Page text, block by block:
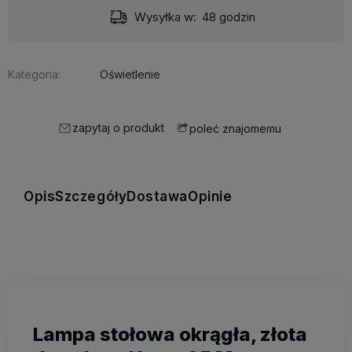
Wysyłka w: 48 godzin
Kategoria: Oświetlenie
zapytaj o produkt poleć znajomemu
OpisSzczegółyDostawaOpinie
Lampa stołowa okrągła, złota